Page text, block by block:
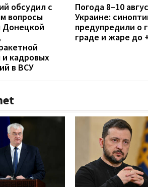
обсудил с
вопросы
Донецкой
кадровых
в ВСУ
Погода 8–10
Украине:
предупредили о
граде и жаре до